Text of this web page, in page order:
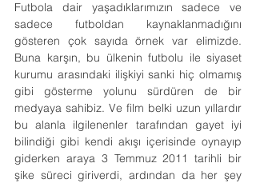
Futbola dair yaşadıklarımızın sadece ve
sadece futboldan kaynaklanmadığını
gösteren çok sayıda örnek var elimizde.
Buna karşın, bu ülkenin futbolu ile siyaset
kurumu arasındaki ilişkiyi sanki hiç olmamış
gibi gösterme yolunu sürdüren de bir
medyaya sahibiz. Ve film belki uzun yıllardır
bu alanla ilgilenenler tarafından gayet iyi
bilindiği gibi kendi akışı içerisinde oynayıp
giderken araya 3 Temmuz 2011 tarihli bir
şike süreci giriverdi, ardından da her şey